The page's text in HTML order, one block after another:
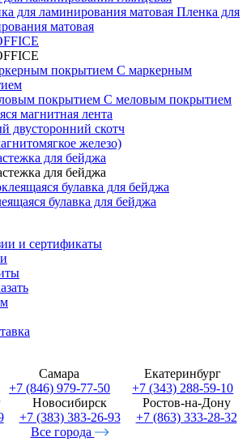
Пленка для
матовая
С маркерным
С меловым покрытием
магнитная лента
двусторонний скотч
железо)
для бейджа
для бейджа
булавка для бейджа
и сертификаты
Самара
+7 (846) 979-77-50
Екатеринбург
+7 (343) 288-59-10
Новосибирск
+7 (383) 383-26-93
Ростов-на-Дону
+7 (863) 333-28-32
Все города